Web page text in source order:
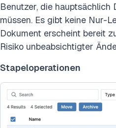
Benutzer, die hauptsächlich
müssen. Es gibt keine Nur-
Dokument erscheint bereit
Risiko unbeabsichtigter
Stapeloperationen